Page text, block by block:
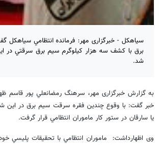
سیاهکل - خبرگزاری مهر: فرمانده انتظامي سياهكل
برق با كشف سه هزار كيلوگرم سيم برق سرقتي در
شد.
به گزارش خبرگزاری مهر، سرهنگ رمضانعلي پور قاسم
خبر گفت: با وقوع چندين فقره سرقت سيم برق در اين
يا سارقان در ستور كار ماموران انتظامي قرار گرفت.
وی اظهارداشت: ماموران انتظامي با تحقيقات پليسي